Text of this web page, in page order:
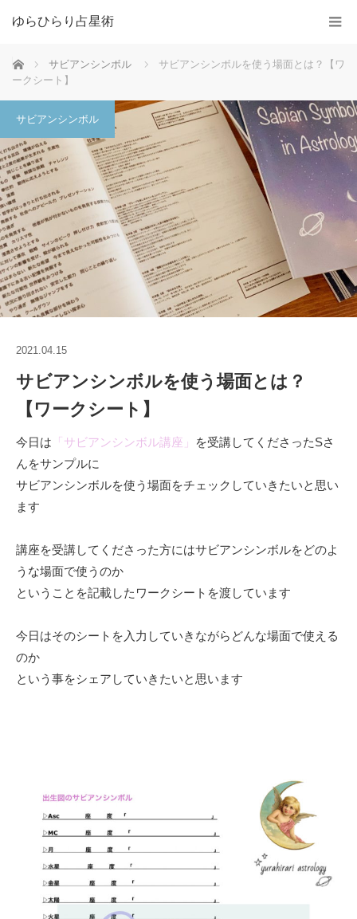
ゆらひらり占星術
ホーム サビアンシンボル
サビアンシンボルを使う場面とは？【ワ
ークシート】
サビアンシンボル
2021.04.15
サビアンシンボルを使う場面とは？
【ワークシート】
今日は 「サビアンシンボル講座」
を受講してくださったSさ
んをサンプルに
サビアンシンボルを使う場面をチェックしていきたいと思い
ます
講座を受講してくださった方にはサビアンシンボルをどのよ
うな場面で使うのか
ということを記載したワークシートを渡しています
今日はそのシートを入力していきながらどんな場面で使える
のか
という事をシェアしていきたいと思います